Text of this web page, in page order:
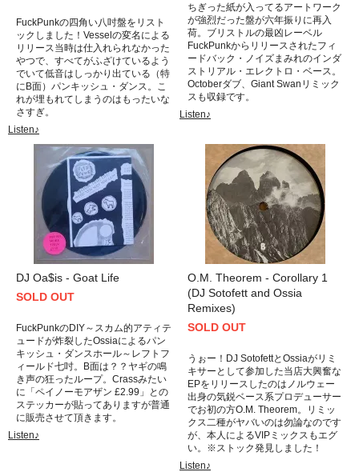
FuckPunkの四角い八吋盤をリスト
ックしました！Vesselの変名による
リリース当時は仕入れられなかった
やつで、すべてがふざけているよう
でいて低音はしっかり出ている（特
にB面）パンキッシュ・ダンス。こ
れが埋もれてしまうのはもったいな
さすぎ。
Listen♪
ちぎった紙が入ってるアートワーク
が強烈だった盤が六年振りに再入
荷。ブリストルの最凶レーベル
FuckPunkからリリースされたフィ
ードバック・ノイズまみれのインダ
ストリアル・エレクトロ・ベース。
Octoberダブ、Giant Swanリミック
スも収録です。
Listen♪
DJ Oa$is - Goat Life
SOLD OUT
FuckPunkのDIY～スカム的アティテ
ュードが炸裂したOssiaによるパン
キッシュ・ダンスホール～レフトフ
ィールド七吋。B面は？？ヤギの鳴
き声の狂ったループ。Crassみたい
に「ペイノーモアザン £2.99」との
ステッカーが貼ってありますが普通
に販売させて頂きます。
Listen♪
O.M. Theorem - Corollary 1
(DJ Sotofett and Ossia
Remixes)
SOLD OUT
うぉー！DJ SotofettとOssiaがリミ
キサーとして参加した当店大興奮な
EPをリリースしたのはノルウェー
出身の気鋭ベース系プロデューサー
でお初の方O.M. Theorem。リミッ
クス二種がヤバいのは勿論なのです
が、本人によるVIPミックスもエグ
い。※ストック発見しました！
Listen♪